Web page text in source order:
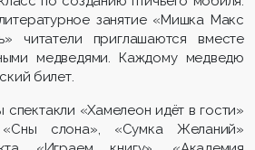
занятие «Мишка Макс
читатели приглашаются вместе
медведями. Каждому медведю
билет.
спектакли «Хамелеон идёт в гости»
слона», «Сумка Желаний»